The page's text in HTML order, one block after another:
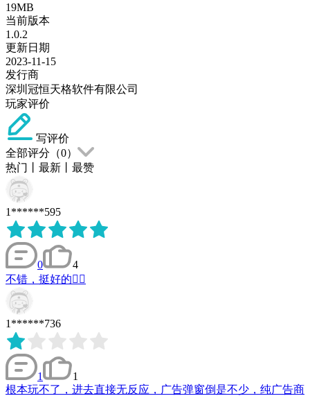
19MB
当前版本
1.0.2
更新日期
2023-11-15
发行商
深圳冠恒天格软件有限公司
玩家评价
写评价
全部评分（0）
热门
最新 最赞
1******595
0
4
不错，挺好的👌🏻
1******736
1
1
根本玩不了，进去直接无反应，广告弹窗倒是不少，纯广告商